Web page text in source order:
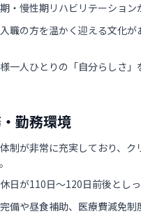
・慢性期リハビリテーション
職の方を温かく迎える文化
一人ひとりの「自分らしさ
勤務環境
制が非常に充実しており、
日が110日〜120日前後とし
備や昼食補助、医療費減免制